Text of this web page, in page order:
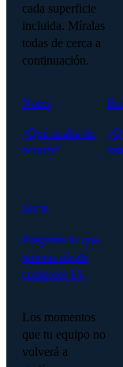
cada superficie
incluida. Míralas
todas de cerca a
continuación.
Notes
¿Qué acaba de
ocurrir?
MCP
Pregunta lo que
quieras desde
cualquier IA.
Los momentos
que tu equipo no
volverá a